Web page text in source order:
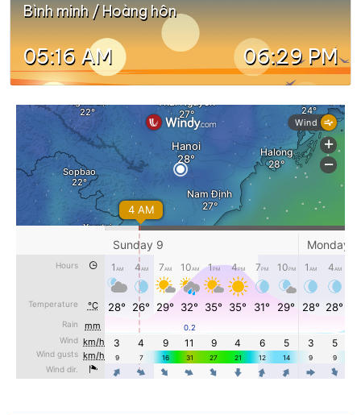
Bình minh / Hoàng hôn
05:16 AM 06:29 PM